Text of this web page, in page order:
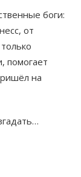
боги:
от
помогает
на